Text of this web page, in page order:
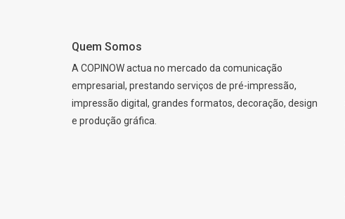
Quem Somos
A COPINOW actua no mercado da comunicação
empresarial, prestando serviços de pré-impressão,
impressão digital, grandes formatos, decoração, design
e produção gráfica.